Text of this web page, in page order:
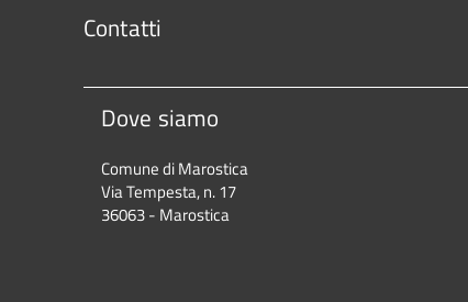
Contatti
Dove siamo
Comune di Marostica
Via Tempesta, n. 17
36063 - Marostica